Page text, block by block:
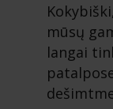
mūsų
langai